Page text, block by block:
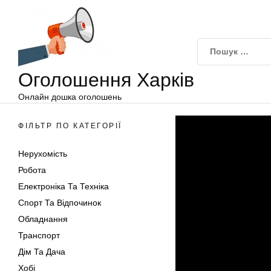
Оголошення Харків
Онлайн дошка оголошень
ФІЛЬТР ПО КАТЕГОРІЇ
Нерухомість
Робота
Електроніка Та Техніка
Спорт Та Відпочинок
Обладнання
Транспорт
Дім Та Дача
Хобі